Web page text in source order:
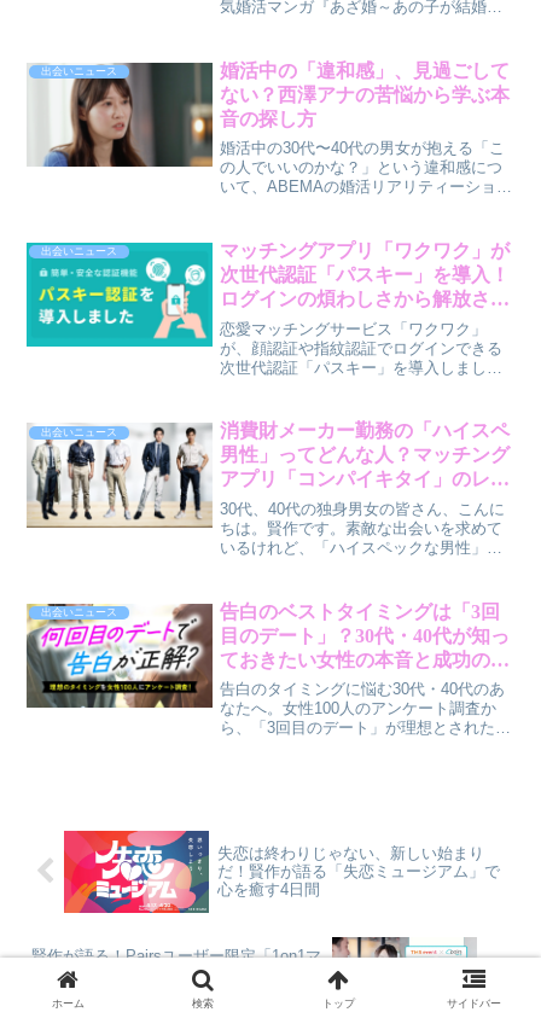
気婚活マンガ『あざ婚～あの子が結婚で
フォーム「StellaJean」で独占配信されま
す。賢作がこのドラマから得られる婚活
のヒントを深掘りします。
出会いニュース
婚活中の「違和感」、見過ごして
ない？西澤アナの苦悩から学ぶ本
音の探し方
婚活中の30代〜40代の男女が抱える「こ
の人でいいのかな？」という違和感につ
いて、ABEMAの婚活リアリティーショー
りの視点で解説します。違和感とどう向
き合い、後悔しない選択をするためのヒ
ントをお届けします。
出会いニュース
マッチングアプリ「ワクワク」が
次世代認証「パスキー」を導入！
ログインの煩わしさから解放さ
れ、より安全に
恋愛マッチングサービス「ワクワク」
が、顔認証や指紋認証でログインできる
次世代認証「パスキー」を導入しまし
がより快適で安全に出会いを楽しめるよ
うになります。
出会いニュース
消費財メーカー勤務の「ハイスペ
男性」ってどんな人？マッチング
アプリ「コンパイキタイ」のレポ
ートが明かす5社の実像
30代、40代の独身男女の皆さん、こんに
ちは。賢作です。素敵な出会いを求めて
いるけれど、「ハイスペックな男性」と
は、そんな皆さんの疑問に答えるべく、
マッチングアプリ「コンパイキタイ」が
発表した「ハイスペ男性レポート 2026」
から、消費財メーカー勤務の男性たちの
リアルな姿を深掘りしていきます。きっ
と、あなたの理想の相手を見つけるヒン
トが見つかるはずですよ。
出会いニュース
告白のベストタイミングは「3回
目のデート」？30代・40代が知っ
ておきたい女性の本音と成功の秘
訣【賢作の恋愛コラム】
告白のタイミングに悩む30代・40代のあ
なたへ。女性100人のアンケート調査か
ら、「3回目のデート」が理想とされた理
失恋は終わりじゃない、新しい始まり
だ！賢作が語る「失恋ミュージアム」で
心を癒す4日間
賢作が語る！Pairsユーザー限定「1on1マ
ッチングイベント」で、オンラインから
リアルへ踏み出す新しい婚活の形
ホーム 検索 トップ サイドバー